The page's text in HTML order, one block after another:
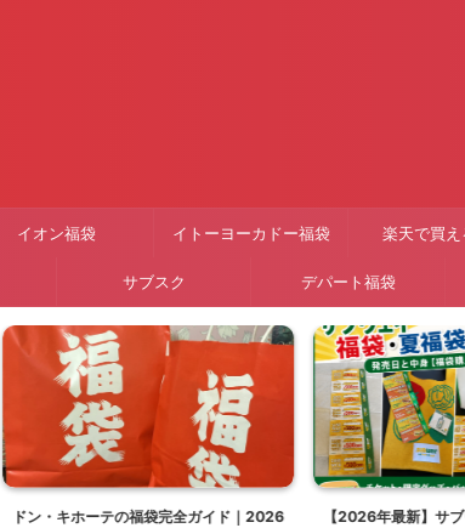
イオン福袋 イトーヨーカドー福袋 楽天で買え
サブスク デパート福袋
【2026年最新】サブウェイ福袋・夏福袋
イトーヨーカドー